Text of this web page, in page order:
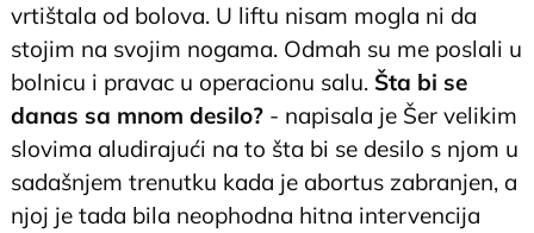
vrtištala od bolova. U liftu nisam mogla ni da
stojim na svojim nogama. Odmah su me poslali u
bolnicu i pravac u operacionu salu. Šta bi se
danas sa mnom desilo? - napisala je Šer velikim
slovima aludirajući na to šta bi se desilo s njom u
sadašnjem trenutku kada je abortus zabranjen, a
njoj je tada bila neophodna hitna intervencija